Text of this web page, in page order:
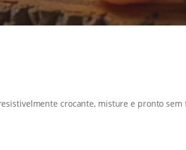
crocante, misture e pronto sem